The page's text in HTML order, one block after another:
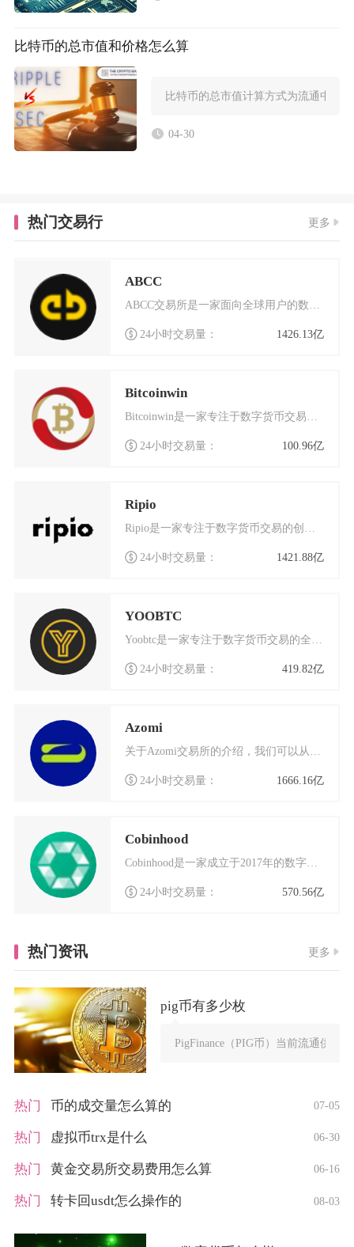
比特币的总市值和价格怎么算
比特币的总市值计算方式为流通中的
04-30
热门交易行 更多
ABCC
24小时交易量： 1426.13亿
Bitcoinwin
24小时交易量： 100.96亿
Ripio
24小时交易量： 1421.88亿
YOOBTC
24小时交易量： 419.82亿
Azomi
24小时交易量： 1666.16亿
Cobinhood
Cobinhood是一家成立于2017年的数字货币交易平台，以其独特的零手续费模式在行业内
24小时交易量： 570.56亿
热门资讯 更多
pig币有多少枚
PigFinance（PIG币）当前流通供应
热门 币的成交量怎么算的 07-05
热门 虚拟币trx是什么 06-30
热门 黄金交易所交易费用怎么算 06-16
热门 转卡回usdt怎么操作的 08-03